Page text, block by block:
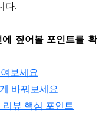
다.
짚어볼 포인트를 확
보세요
바꿔보세요
뷰 핵심 포인트